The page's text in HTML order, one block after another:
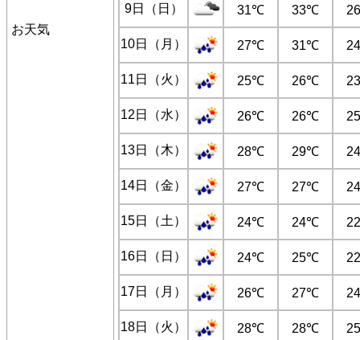
お天気
9日（日） 31℃ 33℃
10日（月） 27℃ 31℃
11日（火） 25℃ 26℃
12日（水） 26℃ 26℃
13日（木） 28℃ 29℃
14日（金） 27℃ 27℃
15日（土） 24℃ 24℃
16日（日） 24℃ 25℃
17日（月） 26℃ 27℃
18日（火） 28℃ 28℃